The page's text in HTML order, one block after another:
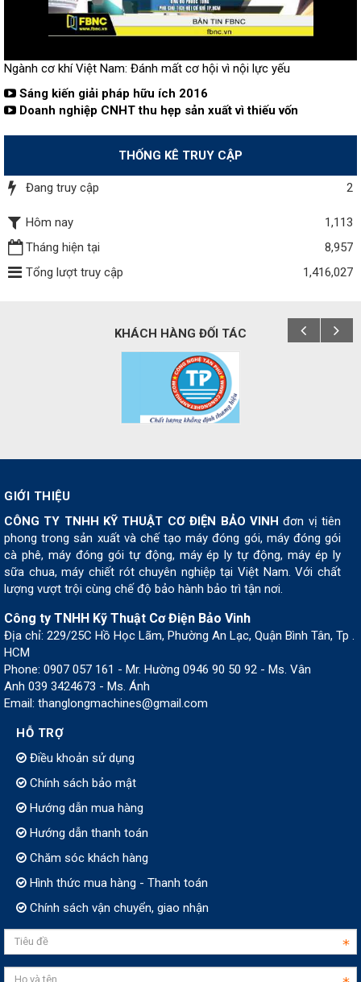
Ngành cơ khí Việt Nam: Đánh mất cơ hội vì nội lực yếu
Sáng kiến giải pháp hữu ích 2016
Doanh nghiệp CNHT thu hẹp sản xuất vì thiếu vốn
THỐNG KÊ TRUY CẬP
Đang truy cập 2
Hôm nay
1,113
Tháng hiện tại
8,957
Tổng lượt truy cập
1,416,027
KHÁCH HÀNG ĐỐI TÁC
GIỚI THIỆU
CÔNG TY TNHH KỸ THUẬT CƠ ĐIỆN BẢO VINH đơn vị tiên
phong trong sản xuất và chế tạo máy đóng gói, máy đóng gói
cà phê, máy đóng gói tự động, máy ép ly tự động, máy ép ly
sữa chua, máy chiết rót chuyên nghiệp tại Việt Nam. Với chất
lượng vượt trội cùng chế độ bảo hành bảo trì tận nơi.
Công ty TNHH Kỹ Thuật Cơ Điện Bảo Vinh
Địa chỉ: 229/25C Hồ Học Lãm, Phường An Lạc, Quận Bình Tân, Tp .
HCM
Phone: 0907 057 161 - Mr. Hường 0946 90 50 92 - Ms. Vân
Anh 039 3424673 - Ms. Ánh
Email: thanglongmachines@gmail.com
HỖ TRỢ
Điều khoản sử dụng
Chính sách bảo mật
Hướng dẫn mua hàng
Hướng dẫn thanh toán
Chăm sóc khách hàng
Hình thức mua hàng - Thanh toán
Chính sách vận chuyển, giao nhận